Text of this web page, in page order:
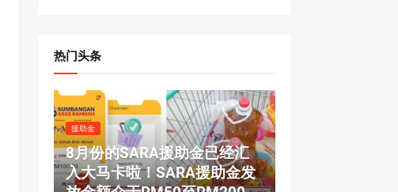
热门头条
援助金
8月份的SARA援助金已经汇
入大马卡啦！SARA援助金发